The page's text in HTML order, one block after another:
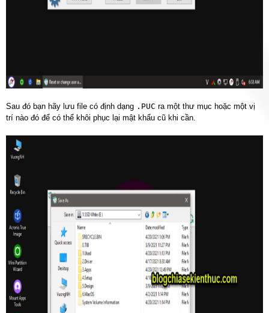
Sau đó bạn hãy lưu file có định dạng .PUC ra một thư mục hoặc một vị
trí nào đó để có thể khôi phục lại mật khẩu cũ khi cần.